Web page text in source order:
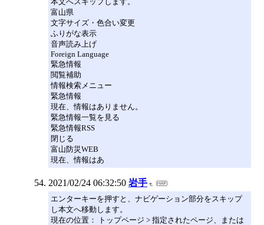
富山県
文字サイズ・色合い変更
ふりがな表示
音声読み上げ
Foreign Language
緊急情報
閲覧補助
情報検索メニュー
緊急情報
現在、情報はありません。
緊急情報一覧を見る
緊急情報RSS
閉じる
富山防災WEB
現在、情報はあ
2021/02/24 06:32:50 岩手
エンターキーを押すと、ナビゲーション部分をスキップ
し本文へ移動します。
現在の位置： トップページ > 指定されたページ、または